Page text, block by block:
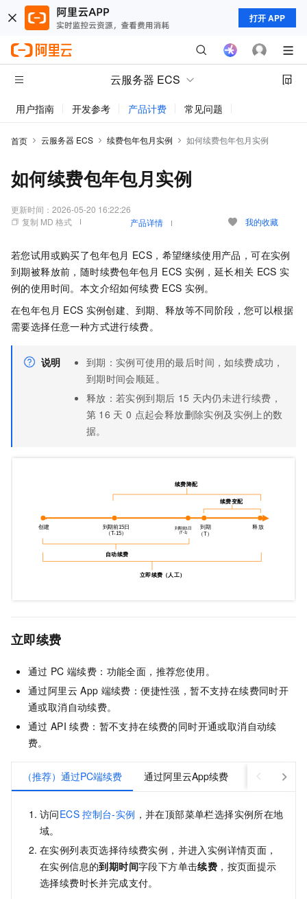
打开 APP
云服务器 ECS
用户指南 开发参考 产品计费 常见问题
首页 云服务器 ECS 续费包年包月实例 如何续费包年包月实例
如何续费包年包月实例
更新时间： 2026-05-20 16:22:26
复制 MD 格式
产品详情 我的收藏
若您试用或购买了包年包月 ECS，希望继续使用产品，可在实例
到期被释放前，随时续费包年包月 ECS 实例，延长相关 ECS 实
例的使用时间。本文介绍如何续费 ECS 实例。
在包年包月 ECS 实例创建、到期、释放等不同阶段，您可以根据
需要选择任意一种方式进行续费。
说明
到期：实例可使用的最后时间，如续费成功，
到期时间会顺延。
释放：若实例到期后 15 天内仍未进行续费，
第 16 天 0 点起会释放删除实例及实例上的数
据。
立即续费
通过 PC 端续费：功能全面，推荐您使用。
通过阿里云 App 端续费：便捷性强，暂不支持在续费同时开
通或取消自动续费。
通过 API 续费：暂不支持在续费的同时开通或取消自动续
费。
（推荐）通过PC端续费 通过阿里云App续费 通过API续费
访问ECS 控制台-实例 ，并在顶部菜单栏选择实例所在地
域。
在实例列表页选择待续费实例，并进入实例详情页面，
在实例信息的到期时间字段下方单击续费 ，按页面提示
选择续费时长并完成支付。